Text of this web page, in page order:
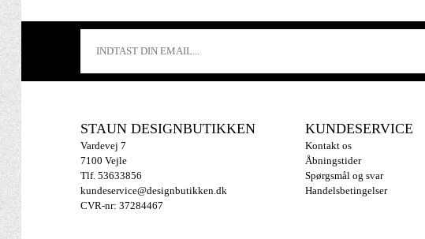
STAUN DESIGNBUTIKKEN
Vardevej 7
7100 Vejle
Tlf. 53633856
kundeservice@designbutikken.dk
CVR-nr: 37284467
KUNDESERVICE
Kontakt os
Åbningstider
Spørgsmål og svar
Handelsbetingelser